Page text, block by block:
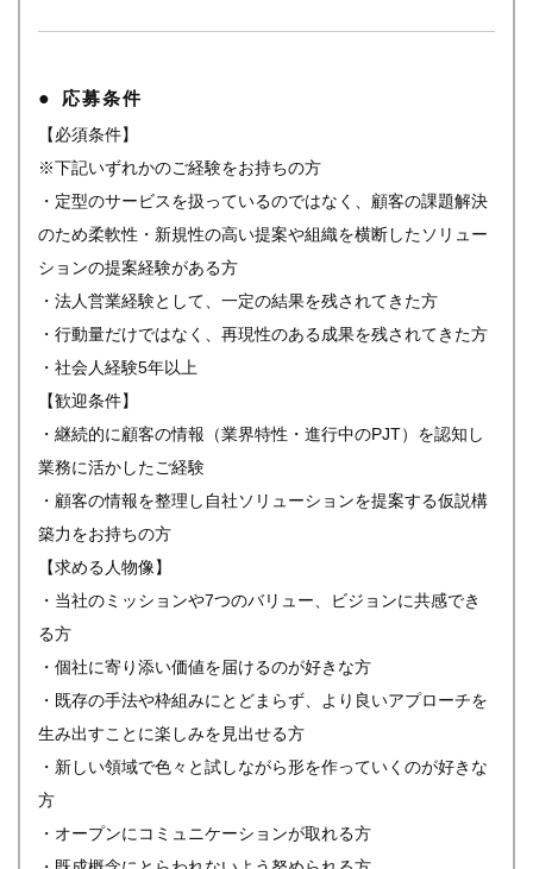
応募条件
【必須条件】
※下記いずれかのご経験をお持ちの方
・定型のサービスを扱っているのではなく、顧客の課題解決
のため柔軟性・新規性の高い提案や組織を横断したソリュー
ションの提案経験がある方
・法人営業経験として、一定の結果を残されてきた方
・行動量だけではなく、再現性のある成果を残されてきた方
・社会人経験5年以上
【歓迎条件】
・継続的に顧客の情報（業界特性・進行中のPJT）を認知し
業務に活かしたご経験
・顧客の情報を整理し自社ソリューションを提案する仮説構
築力をお持ちの方
【求める人物像】
・当社のミッションや7つのバリュー、ビジョンに共感でき
る方
・個社に寄り添い価値を届けるのが好きな方
・既存の手法や枠組みにとどまらず、より良いアプローチを
生み出すことに楽しみを見出せる方
・新しい領域で色々と試しながら形を作っていくのが好きな
方
・オープンにコミュニケーションが取れる方